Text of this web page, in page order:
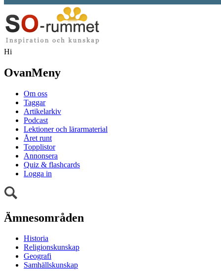
Hi
OvanMeny
Om oss
Taggar
Artikelarkiv
Podcast
Lektioner och lärarmaterial
Året runt
Topplistor
Annonsera
Quiz & flashcards
Logga in
Ämnesområden
Historia
Religionskunskap
Geografi
Samhällskunskap